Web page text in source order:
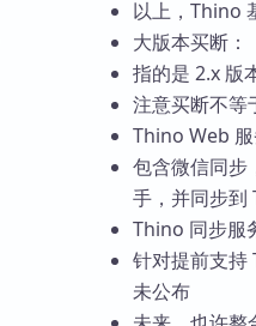
以上，Thino
大版本买断：
指的是 2.x 版
注意买断不等
Thino Web
包含微信同步
手，并同步到
Thino 同步服
针对提前支持
未公布